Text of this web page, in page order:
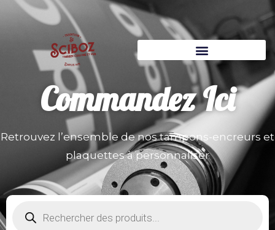
CommandezIci
Retrouvez l’ensemble de nos tampons-encreurs et
plaquettes à personnaliser